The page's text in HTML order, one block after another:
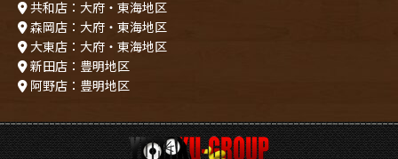
共和店：大府・東海地区
森岡店：大府・東海地区
大東店：大府・東海地区
新田店：豊明地区
阿野店：豊明地区